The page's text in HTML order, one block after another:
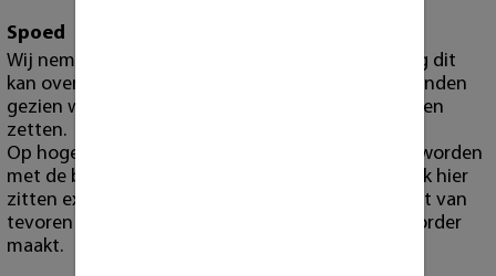
Spoed
Wij nemen spoed gevallen aan mits onze planning dit
kan overzien. Hiervoor zijn wel extra kosten verbonden
gezien wij actieve orders hiervoor op pauze moeten
zetten.
Op hoge uitzondering kan dit ook gecombineert worden
met de bezorging buiten de reguliere dagen. Oook hier
zitten extra kosten aan verbonden. Ook dient u dit van
tevoren met ons te communiceren voordat u de order
maakt.